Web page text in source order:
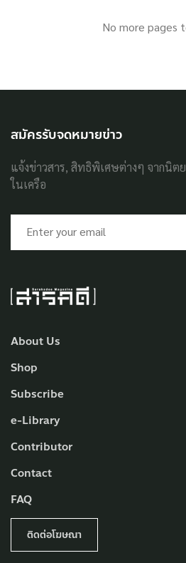
No more pages
About Us
Shop
Subscribe
e-Library
Contributor
Contact
FAQ
ติดต่อโฆษณา
สมัครรับจดหมายข่าว
แจ้งข่าวสาร, สิทธิพิเศษต่างๆ จากนิ
ในเครือ